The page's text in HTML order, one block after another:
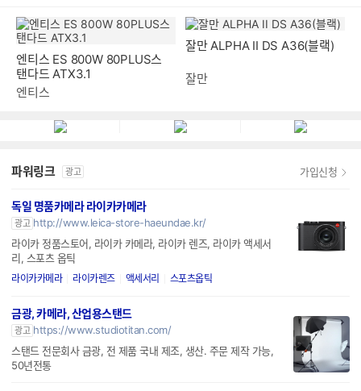
엔티스 ES 800W 80PLUS스
탠다드 ATX3.1
엔티스
잘만 ALPHA II DS A36(블랙)
잘만
파워링크 광고 가입신청
독일 명품카메라 라이카카메라
광고 http://www.leica-store-haeundae.kr/
라이카 정품스토어, 라이카 카메라, 라이카 렌즈, 라이카 액세서
리, 스포츠 옵틱
라이카카메라 라이카렌즈 액세서리 스포츠옵틱
금광, 카메라, 산업용스탠드
광고 https://www.studiotitan.com/
스탠드 전문회사 금광, 전 제품 국내 제조, 생산. 주문 제작 가능,
50년전통